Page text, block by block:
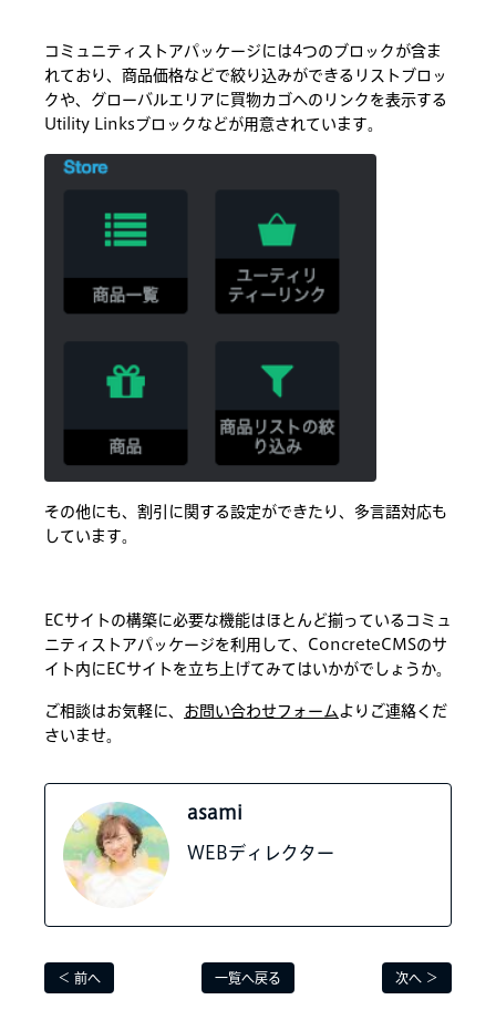
コミュニティストアパッケージには4つのブロックが含ま
れており、商品価格などで絞り込みができるリストブロッ
クや、グローバルエリアに買物カゴへのリンクを表示する
Utility Linksブロックなどが用意されています。
その他にも、割引に関する設定ができたり、多言語対応も
しています。
ECサイトの構築に必要な機能はほとんど揃っているコミュ
ニティストアパッケージを利用して、ConcreteCMSのサ
イト内にECサイトを立ち上げてみてはいかがでしょうか。
ご相談はお気軽に、 お問い合わせフォーム よりご連絡くだ
さいませ。
asami
WEBディレクター
＜ 前へ 一覧へ戻る 次へ ＞